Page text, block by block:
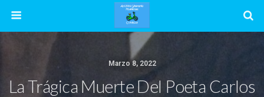
Marzo 8, 2022
La Trágica Muerte Del Poeta Carlos